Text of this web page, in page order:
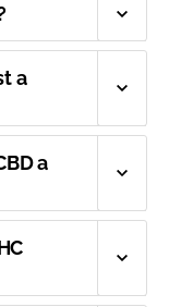
a
a